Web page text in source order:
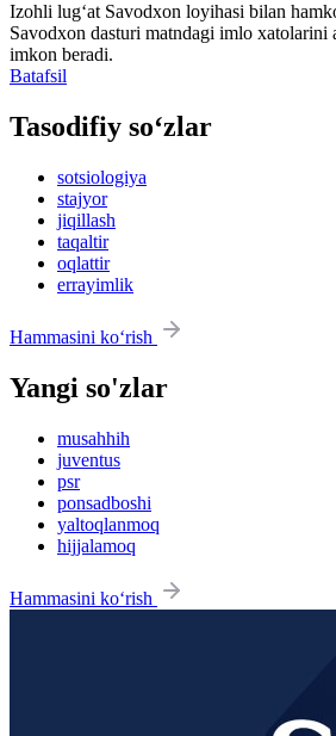
Izohli lugʻat Savodxon loyihasi bilan
Savodxon dasturi matndagi imlo xatolarini
imkon beradi.
Batafsil
Tasodifiy so‘zlar
sotsiologiya
stajyor
jiqillash
taqaltir
oqlattir
errayimlik
Hammasini ko‘rish
Yangi so'zlar
musahhih
juventus
psr
ponsadboshi
yaltoqlanmoq
hijjalamoq
Hammasini ko‘rish